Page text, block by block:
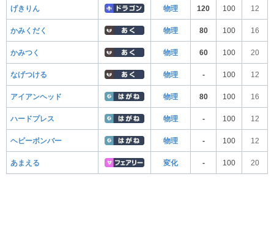
げきりん 物理 120 100 12
かみくだく 物理 80 100 16
かみつく 物理 60 100 20
なげつける 物理 - 100 12
アイアンヘッド 物理 80 100 16
ハードプレス 物理 - 100 12
ヘビーボンバー 物理 - 100 12
あまえる 変化 - 100 20